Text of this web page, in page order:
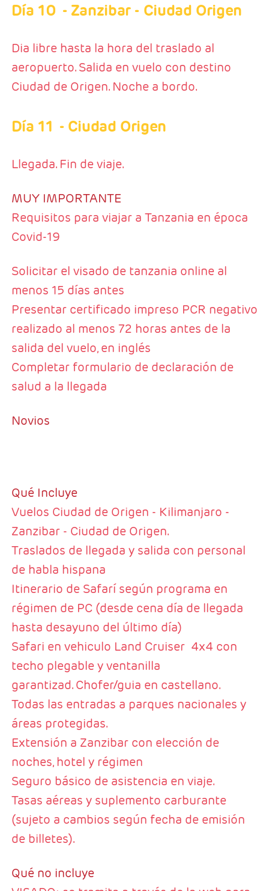
Día 10 - Zanzibar - Ciudad Origen
Dia libre hasta la hora del traslado al
aeropuerto. Salida en vuelo con destino
Ciudad de Origen. Noche a bordo.
Día 11 - Ciudad Origen
Llegada. Fin de viaje.
MUY IMPORTANTE
Requisitos para viajar a Tanzania en época
Covid-19
Solicitar el visado de tanzania online al
menos 15 días antes
Presentar certificado impreso PCR negativo
realizado al menos 72 horas antes de la
salida del vuelo, en inglés
Completar formulario de declaración de
salud a la llegada
Novios
Qué Incluye
Vuelos Ciudad de Origen - Kilimanjaro -
Zanzibar - Ciudad de Origen.
Traslados de llegada y salida con personal
de habla hispana
Itinerario de Safarí según programa en
régimen de PC (desde cena día de llegada
hasta desayuno del último día)
Safari en vehiculo Land Cruiser 4x4 con
techo plegable y ventanilla
garantizad. Chofer/guia en castellano.
Todas las entradas a parques nacionales y
áreas protegidas.
Extensión a Zanzibar con elección de
noches, hotel y régimen
Seguro básico de asistencia en viaje.
Tasas aéreas y suplemento carburante
(sujeto a cambios según fecha de emisión
de billetes).
Qué no incluye